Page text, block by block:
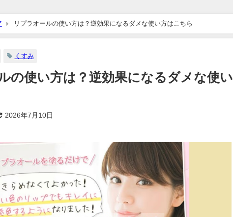
リプラオールの使い方は？逆効果になるダメな使い方はこちら
くすみ
の使い方は？逆効果になるダメな使い
2026年7月10日